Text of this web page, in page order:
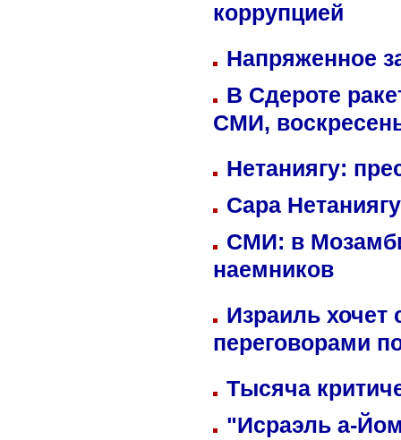
коррупцией
Напряженное
В Сдероте
СМИ,
Нетаниягу:
Сара
СМИ: в
наемников
Израиль хочет
переговорами
Тысяча
"Исраэль а-